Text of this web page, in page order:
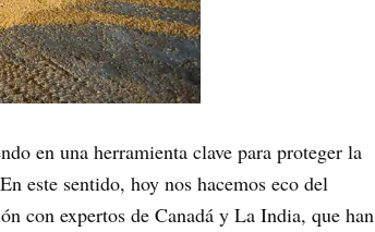
en una herramienta clave para proteger la
este sentido, hoy nos hacemos eco del
con expertos de Canadá y La India, que han